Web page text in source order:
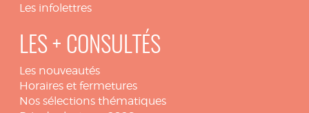
Les infolettres
LES + CONSULTÉS
Les nouveautés
Horaires et fermetures
Nos sélections thématiques